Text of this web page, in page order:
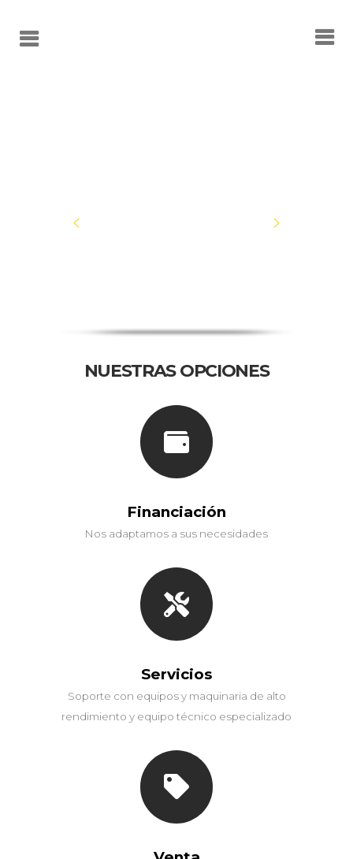
NUESTRAS OPCIONES
Financiación
Nos adaptamos a sus necesidades
Servicios
Soporte con equipos y maquinaria de alto
rendimiento y equipo técnico especializado